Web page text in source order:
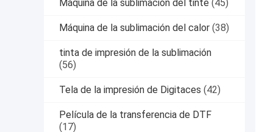
Máquina de la sublimación del tinte (45)
Máquina de la sublimación del calor (38)
tinta de impresión de la sublimación
(56)
Tela de la impresión de Digitaces (42)
Película de la transferencia de DTF
(17)